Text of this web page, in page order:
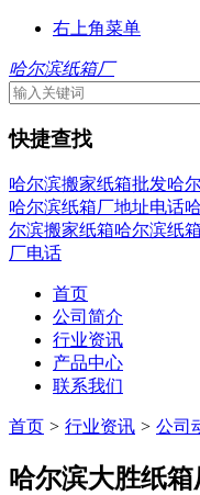
右上角菜单
哈尔滨纸箱厂
快捷查找
哈尔滨搬家纸箱批发哈
哈尔滨纸箱厂地址电话
尔滨搬家纸箱哈尔滨纸
厂电话
首页
公司简介
行业资讯
产品中心
联系我们
首页 > 行业资讯 > 公司
哈尔滨大胜纸